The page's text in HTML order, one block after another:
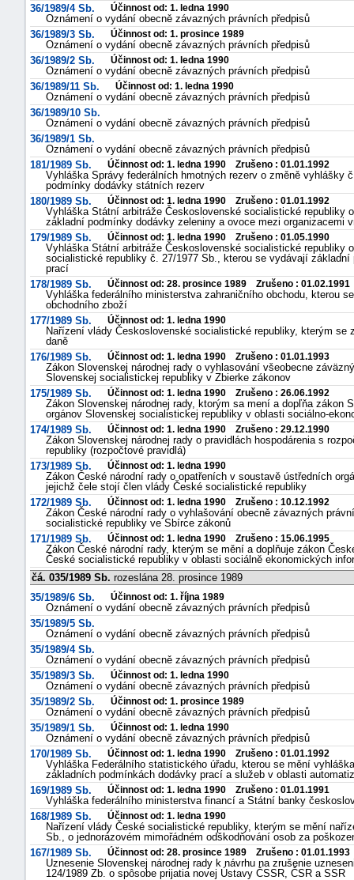
36/1989/4 Sb.
Účinnost od: 1. ledna 1990
Oznámení o vydání obecně závazných právních předpisů
36/1989/3 Sb.
Účinnost od: 1. prosince 1989
Oznámení o vydání obecně závazných právních předpisů
36/1989/2 Sb.
Účinnost od: 1. ledna 1990
Oznámení o vydání obecně závazných právních předpisů
36/1989/11 Sb.
Účinnost od: 1. ledna 1990
Oznámení o vydání obecně závazných právních předpisů
36/1989/10 Sb.
Oznámení o vydání obecně závazných právních předpisů
36/1989/1 Sb.
Oznámení o vydání obecně závazných právních předpisů
181/1989 Sb.
Účinnost od: 1. ledna 1990 Zrušeno : 01.01.1992
Vyhláška Správy federálních hmotných rezerv o změně vyhlášky
podmínky dodávky státních rezerv
180/1989 Sb.
Účinnost od: 1. ledna 1990 Zrušeno : 01.01.1992
Vyhláška Státní arbitráže Československé socialistické republiky
základní podmínky dodávky zeleniny a ovoce mezi organizacemi
179/1989 Sb.
Účinnost od: 1. ledna 1990 Zrušeno : 01.05.1990
Vyhláška Státní arbitráže Československé socialistické republiky
socialistické republiky č. 27/1977 Sb., kterou se vydávají
prací
178/1989 Sb.
Účinnost od: 28. prosince 1989 Zrušeno : 01.02.1991
Vyhláška federálního ministerstva zahraničního obchodu, kterou
obchodního zboží
177/1989 Sb.
Účinnost od: 1. ledna 1990
Nařízení vlády Československé socialistické republiky, kterým
daně
176/1989 Sb.
Účinnost od: 1. ledna 1990 Zrušeno : 01.01.1993
Zákon Slovenskej národnej rady o vyhlasování všeobecne
Slovenskej socialistickej republiky v Zbierke zákonov
175/1989 Sb.
Účinnost od: 1. ledna 1990 Zrušeno : 26.06.1992
Zákon Slovenskej národnej rady, ktorým sa mení a dopľňa zákon
orgánov Slovenskej socialistickej republiky v oblasti sociálno-
174/1989 Sb.
Účinnost od: 1. ledna 1990 Zrušeno : 29.12.1990
Zákon Slovenskej národnej rady o pravidlách hospodárenia s
republiky (rozpočtové pravidlá)
173/1989 Sb.
Účinnost od: 1. ledna 1990
Zákon České národní rady o opatřeních v soustavě ústředních
jejichž čele stojí člen vlády České socialistické republiky
172/1989 Sb.
Účinnost od: 1. ledna 1990 Zrušeno : 10.12.1992
Zákon České národní rady o vyhlašování obecně závazných
socialistické republiky ve Sbírce zákonů
171/1989 Sb.
Účinnost od: 1. ledna 1990 Zrušeno : 15.06.1995
Zákon České národní rady, kterým se mění a doplňuje zákon
České socialistické republiky v oblasti sociálně ekonomických
čá. 035/1989 Sb. rozeslána 28. prosince 1989
35/1989/6 Sb.
Účinnost od: 1. října 1989
Oznámení o vydání obecně závazných právních předpisů
35/1989/5 Sb.
Oznámení o vydání obecně závazných právních předpisů
35/1989/4 Sb.
Oznámení o vydání obecně závazných právních předpisů
35/1989/3 Sb.
Účinnost od: 1. ledna 1990
Oznámení o vydání obecně závazných právních předpisů
35/1989/2 Sb.
Účinnost od: 1. prosince 1989
Oznámení o vydání obecně závazných právních předpisů
35/1989/1 Sb.
Účinnost od: 1. ledna 1990
Oznámení o vydání obecně závazných právních předpisů
170/1989 Sb.
Účinnost od: 1. ledna 1990 Zrušeno : 01.01.1992
Vyhláška Federálního statistického úřadu, kterou se mění
základních podmínkách dodávky prací a služeb v oblasti
169/1989 Sb.
Účinnost od: 1. ledna 1990 Zrušeno : 01.01.1991
Vyhláška federálního ministerstva financí a Státní banky
168/1989 Sb.
Účinnost od: 1. ledna 1990
Nařízení vlády České socialistické republiky, kterým se mění
Sb., o jednorázovém mimořádném odškodňování osob za
167/1989 Sb.
Účinnost od: 28. prosince 1989 Zrušeno : 01.01.1993
Uznesenie Slovenskej národnej rady k návrhu na zrušenie
124/1989 Zb. o spôsobe prijatia novej Ústavy ČSSR, ČSR a SSR